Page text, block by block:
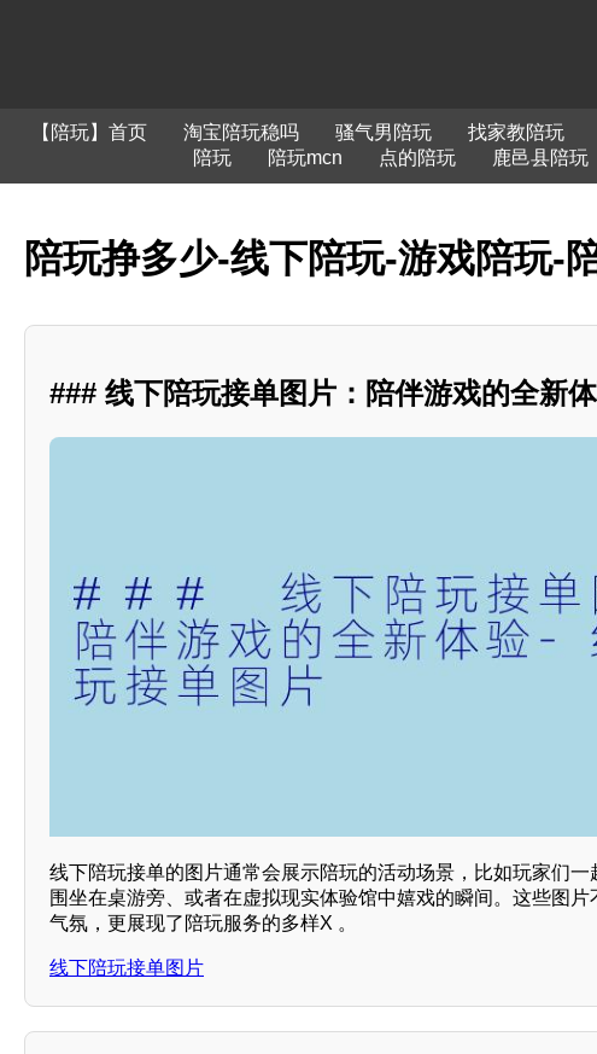
【陪玩】首页 淘宝陪玩稳吗 骚气男陪玩 找家教陪玩
陪玩
陪玩mcn 点的陪玩 鹿邑县陪玩
陪玩挣多少-线下陪玩-游戏陪玩-
### 线下陪玩接单图片：陪伴游戏的全新
线下陪玩接单的图片通常会展示陪玩的活动场景，比如玩家们一
围坐在桌游旁、或者在虚拟现实体验馆中嬉戏的瞬间。这些图片
气氛，更展现了陪玩服务的多样X 。
线下陪玩接单图片